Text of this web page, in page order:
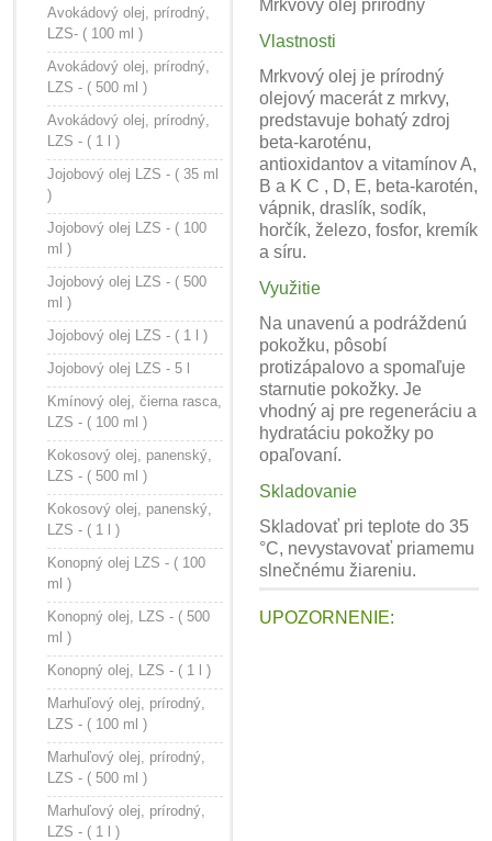
Avokádový olej, prírodný,
LZS- ( 100 ml )
Avokádový olej, prírodný,
LZS - ( 500 ml )
Avokádový olej, prírodný,
LZS - ( 1 l )
Jojobový olej LZS - ( 35 ml
)
Jojobový olej LZS - ( 100
ml )
Jojobový olej LZS - ( 500
ml )
Jojobový olej LZS - ( 1 l )
Jojobový olej LZS - 5 l
Kmínový olej, čierna rasca,
LZS - ( 100 ml )
Kokosový olej, panenský,
LZS - ( 500 ml )
Kokosový olej, panenský,
LZS - ( 1 l )
Konopný olej LZS - ( 100
ml )
Konopný olej, LZS - ( 500
ml )
Konopný olej, LZS - ( 1 l )
Marhuľový olej, prírodný,
LZS - ( 100 ml )
Marhuľový olej, prírodný,
LZS - ( 500 ml )
Marhuľový olej, prírodný,
LZS - ( 1 l )
Mrkvový olej prírodný
Vlastnosti
Mrkvový olej je prírodný
olejový macerát z mrkvy,
predstavuje bohatý zdroj
beta-karoténu,
antioxidantov a vitamínov A,
B a K C , D, E, beta-karotén,
vápnik, draslík, sodík,
horčík, železo, fosfor, kremík
a síru.
Využitie
Na unavenú a podráždenú
pokožku, pôsobí
protizápalovo a spomaľuje
starnutie pokožky. Je
vhodný aj pre regeneráciu a
hydratáciu pokožky po
opaľovaní.
Skladovanie
Skladovať pri teplote do 35
°C, nevystavovať priamemu
slnečnému žiareniu.
UPOZORNENIE: